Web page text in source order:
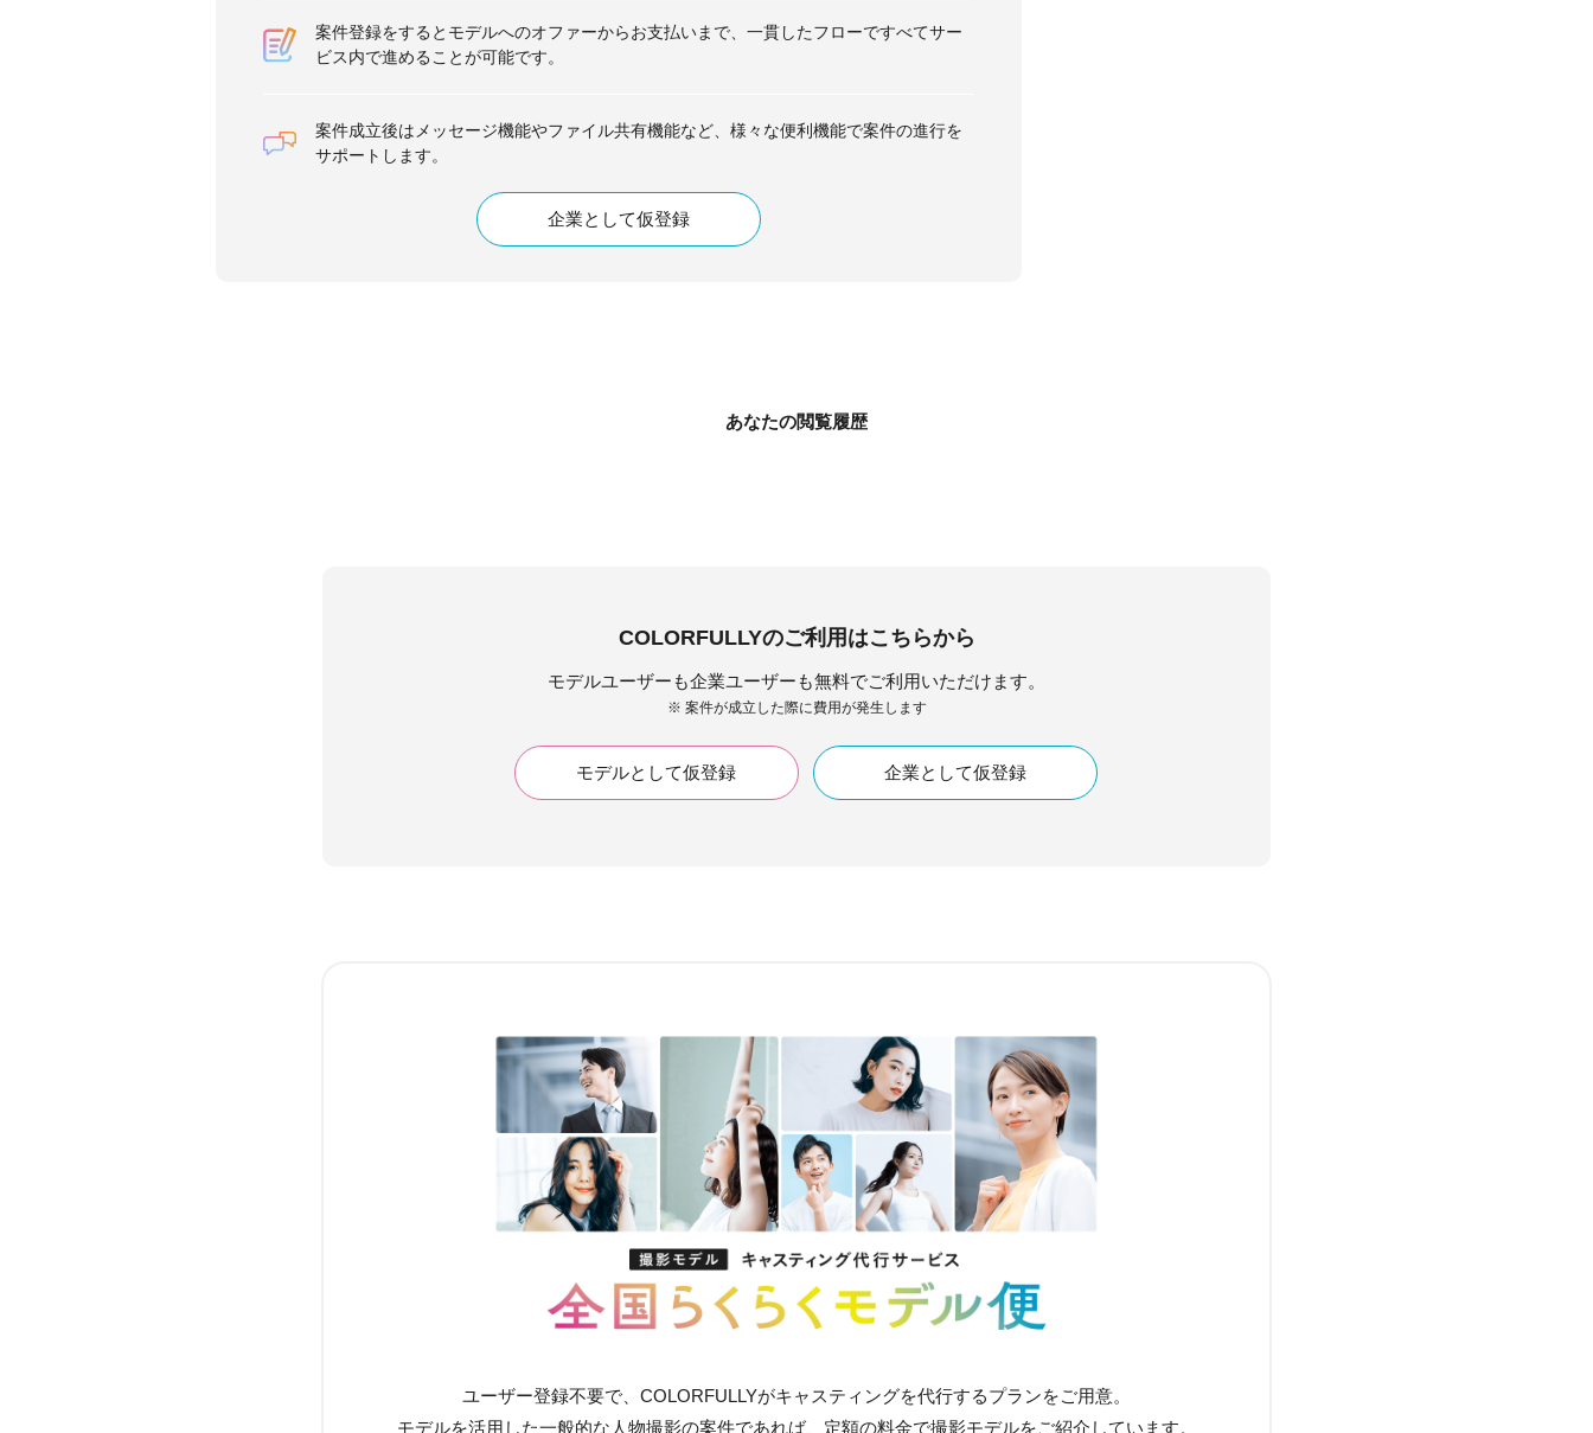
案件登録をするとモデルへのオファーからお支払いまで、一貫したフローですべてサー
ビス内で進めることが可能です。
案件成立後はメッセージ機能やファイル共有機能など、様々な便利機能で案件の進行を
サポートします。
企業として仮登録
あなたの閲覧履歴
COLORFULLYのご利用はこちらから
モデルユーザーも企業ユーザーも無料でご利用いただけます。
※ 案件が成立した際に費用が発生します
モデルとして仮登録 企業として仮登録
ユーザー登録不要で、COLORFULLYがキャスティングを代行するプランをご用意。
モデルを活用した一般的な人物撮影の案件であれば、定額の料金で撮影モデルをご紹介しています。